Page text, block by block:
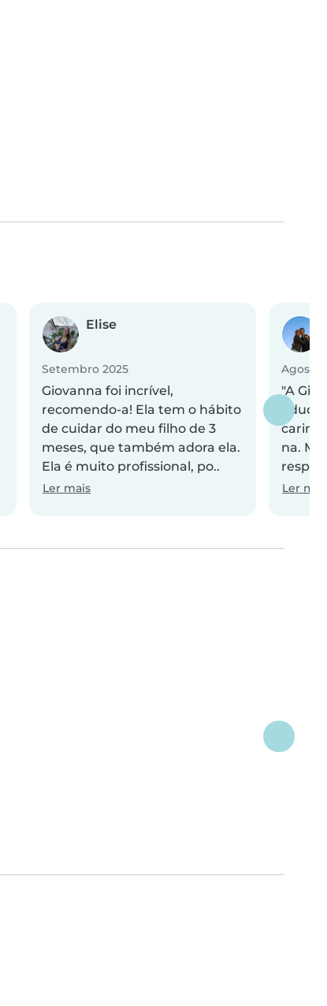
Elise
Setembro 2025
Giovanna foi incrível,
recomendo-a! Ela tem o hábito
de cuidar do meu filho de 3
meses, que também adora ela.
Ela é muito profissional, po..
Ler mais
Agosto
"A Gih
na.
Ler